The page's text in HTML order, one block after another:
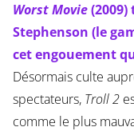
Worst Movie(2009)
Stephenson (le
cet engouement
Désormais culte
spectateurs, Troll 2
comme le plus